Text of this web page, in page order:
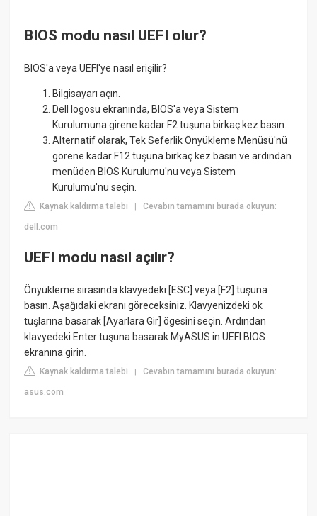
BIOS modu nasıl UEFI olur?
BIOS'a veya UEFI'ye nasıl erişilir?
Bilgisayarı açın.
Dell logosu ekranında, BIOS'a veya Sistem
Kurulumuna girene kadar F2 tuşuna birkaç kez basın.
Alternatif olarak, Tek Seferlik Önyükleme Menüsü'nü
görene kadar F12 tuşuna birkaç kez basın ve ardından
menüden BIOS Kurulumu'nu veya Sistem
Kurulumu'nu seçin.
Kaynak kaldırma talebi |Cevabın tamamını burada okuyun:
dell.com
UEFI modu nasıl açılır?
Önyükleme sırasında klavyedeki [ESC] veya [F2] tuşuna
basın. Aşağıdaki ekranı göreceksiniz. Klavyenizdeki ok
tuşlarına basarak [Ayarlara Gir] ögesini seçin. Ardından
klavyedeki Enter tuşuna basarak MyASUS in UEFI BIOS
ekranına girin.
Kaynak kaldırma talebi |Cevabın tamamını burada okuyun:
asus.com